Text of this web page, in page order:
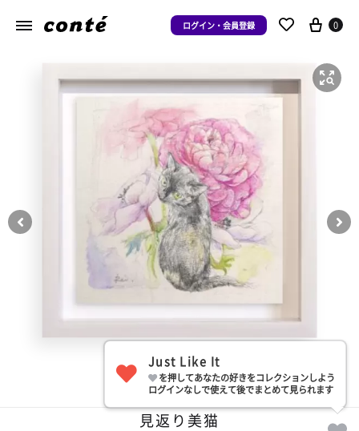
ログイン・会員登録 0
部屋に飾る
見返り美猫
Just Like It
を押してあなたの好きをコレクションしよう
ログインなしで使えて後でまとめて見られます